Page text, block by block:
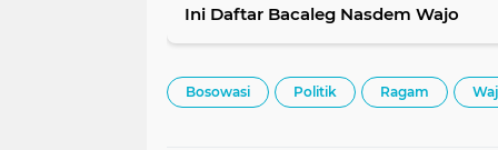
Ini Daftar Bacaleg Nasdem Wajo
Bosowasi Politik Ragam